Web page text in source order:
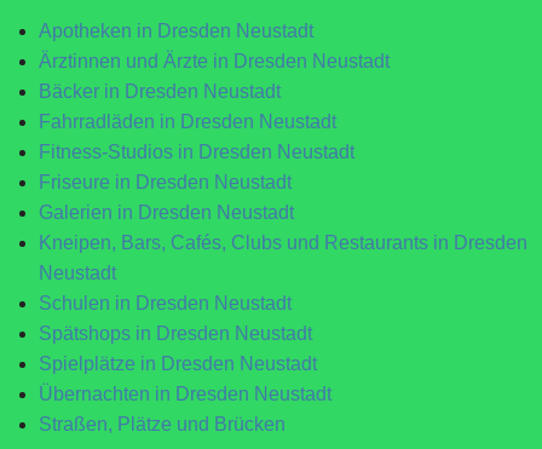
Apotheken in Dresden Neustadt
Ärztinnen und Ärzte in Dresden Neustadt
Bäcker in Dresden Neustadt
Fahrradläden in Dresden Neustadt
Fitness-Studios in Dresden Neustadt
Friseure in Dresden Neustadt
Galerien in Dresden Neustadt
Kneipen, Bars, Cafés, Clubs und Restaurants in Dresden
Neustadt
Schulen in Dresden Neustadt
Spätshops in Dresden Neustadt
Spielplätze in Dresden Neustadt
Übernachten in Dresden Neustadt
Straßen, Plätze und Brücken